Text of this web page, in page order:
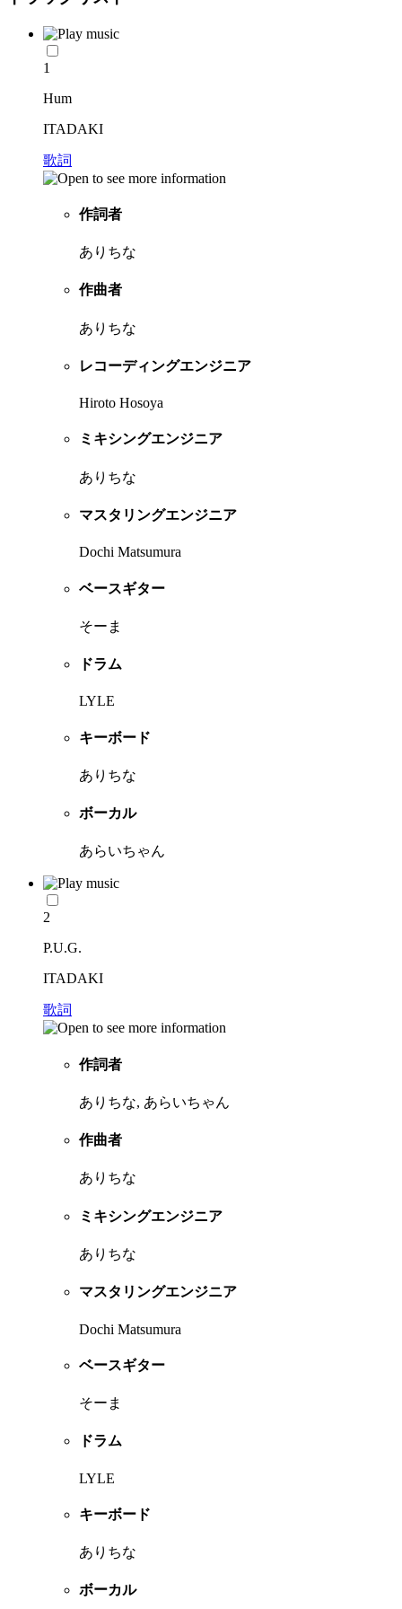
1
Hum
ITADAKI
歌詞
作詞者
ありちな
作曲者
ありちな
レコーディングエンジニア
Hiroto Hosoya
ミキシングエンジニア
ありちな
マスタリングエンジニア
Dochi Matsumura
ベースギター
そーま
ドラム
LYLE
キーボード
ありちな
ボーカル
あらいちゃん
2
P.U.G.
ITADAKI
歌詞
作詞者
ありちな, あらいちゃん
作曲者
ありちな
ミキシングエンジニア
ありちな
マスタリングエンジニア
Dochi Matsumura
ベースギター
そーま
ドラム
LYLE
キーボード
ありちな
ボーカル